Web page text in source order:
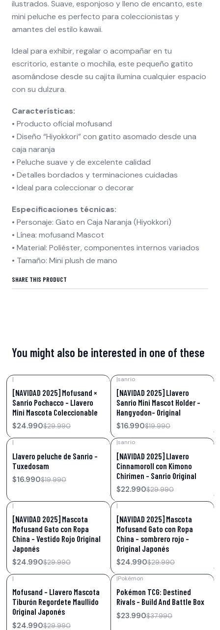
ilustrados. Suave, esponjoso y lleno de encanto, este
mini peluche es perfecto para coleccionistas y
amantes del estilo kawaii.
Ideal para exhibir, regalar o acompañar en tu
escritorio, estante o mochila, este pequeño gatito
asomándose desde su cajita ilumina cualquier espacio
con su dulzura.
Características:
• Producto oficial mofusand
• Diseño “Hiyokkori” con gatito asomado desde una
caja naranja
• Peluche suave y de excelente calidad
• Detalles bordados y terminaciones cuidadas
• Ideal para coleccionar o decorar
Especificaciones técnicas:
• Personaje: Gato en Caja Naranja (Hiyokkori)
• Línea: mofusand Mascot
• Material: Poliéster, componentes internos variados
• Tamaño: Mini plush de mano
SHARE THIS PRODUCT
You might also be interested in one of these
|
[NAVIDAD 2025] Mofusand ×
Sanrio Pochacco – Llavero
Mini Mascota Coleccionable
$24.990$29.990
|sanrio
[NAVIDAD 2025] Llavero
Sanrio Mini Mascot Holder –
Hangyodon- Original
$16.990$19.990
|
Llavero peluche de Sanrio –
Tuxedosam
$16.990$19.990
|sanrio
[NAVIDAD 2025] Llavero
Cinnamoroll con Kimono
Chirimen – Sanrio Original
$22.990$29.990
|
[NAVIDAD 2025] Mascota
Mofusand Gato con Ropa
China – Vestido Rojo Original
Japonés
$24.990$29.990
|
[NAVIDAD 2025] Mascota
Mofusand Gato con Ropa
China – sombrero rojo –
Original Japonés
$24.990$29.990
|
Mofusand – Llavero Mascota
Tiburón Regordete Maullido
Original Japonés
$24.990$29.990
|Pokémon
Pokémon TCG: Destined
Rivals – Build And Battle Box
$23.990$37.990